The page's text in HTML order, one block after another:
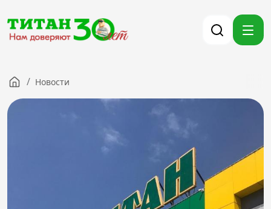
Компания
/ Новости